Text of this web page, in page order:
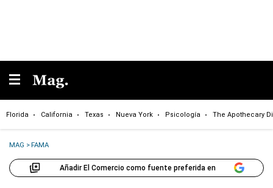
Florida California Texas Nueva York Psicología The Apothecary
MAG >FAMA
Añadir El Comercio como fuente preferida en